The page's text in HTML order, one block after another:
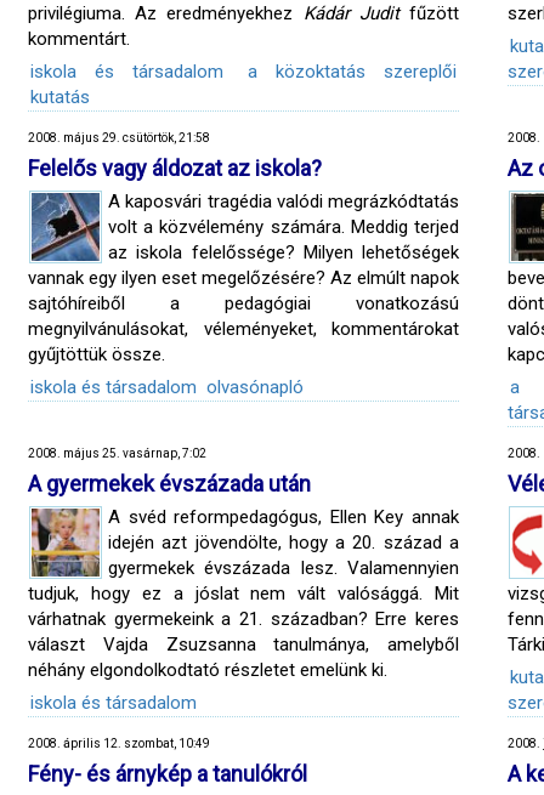
privilégiuma. Az eredményekhez Kádár Juditfűzött
kommentárt.
iskola és társadalom
a közoktatás szereplői
kutatás
2008. május 29. csütörtök, 21:58
Felelős vagy áldozat az iskola?
A kaposvári tragédia valódi megrázkódtatás
volt a közvélemény számára. Meddig terjed
az iskola felelőssége? Milyen lehetőségek
vannak egy ilyen eset megelőzésére? Az elmúlt napok
sajtóhíreiből a pedagógiai vonatkozású
megnyilvánulásokat, véleményeket, kommentárokat
gyűjtöttük össze.
iskola és társadalom olvasónapló
2008.
Az
a
2008. május 25. vasárnap, 7:02
A gyermekek évszázada után
A svéd reformpedagógus, Ellen Key annak
idején azt jövendölte, hogy a 20. század a
gyermekek évszázada lesz. Valamennyien
tudjuk, hogy ez a jóslat nem vált valósággá. Mit
várhatnak gyermekeink a 21. században? Erre keres
választ Vajda Zsuzsanna tanulmánya, amelyből
néhány elgondolkodtató részletet emelünk ki.
iskola és társadalom
2008.
2008. április 12. szombat, 10:49
Fény- és árnykép a tanulókról
2008.
A